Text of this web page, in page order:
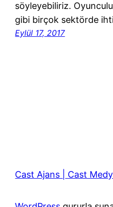
söyleyebiliriz.
gibi birçok sektörde
Eylül 17, 2017
Cast Ajans | Cast